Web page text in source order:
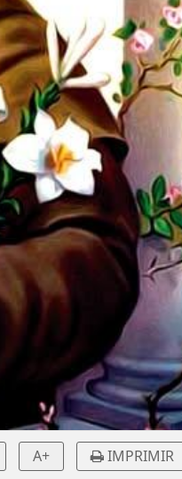
A+ IMPRIMIR